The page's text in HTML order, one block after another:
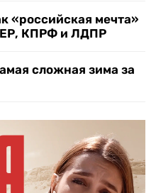
«российская мечта»
ЕР, КПРФ и ЛДПР
сложная зима за